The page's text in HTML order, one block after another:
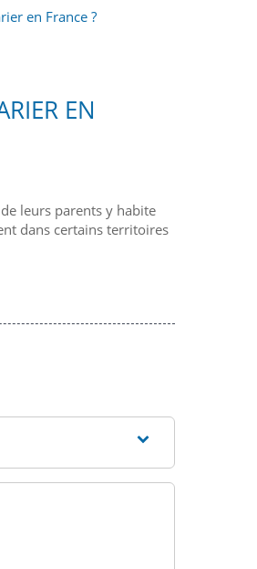
en France ?
EN
leurs parents y habite
dans certains territoires